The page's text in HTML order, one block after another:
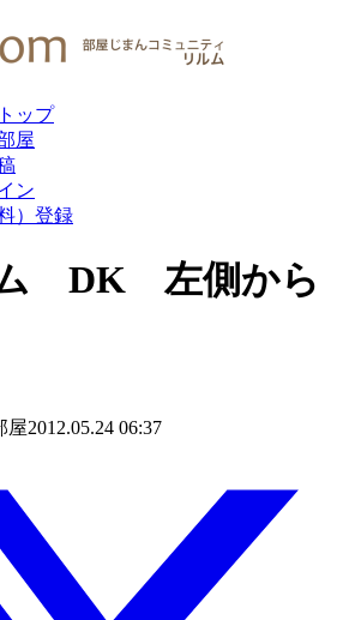
トップ
屋
ン
） 登録
DK 左側から
屋2012.05.24 06:37